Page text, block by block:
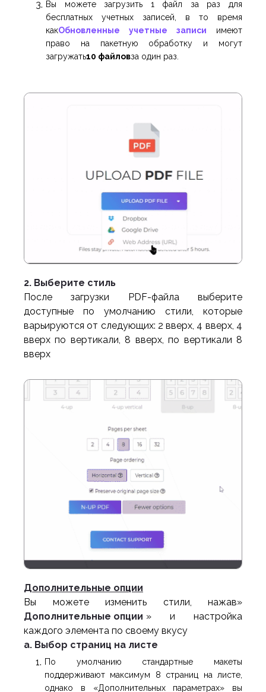
Вы можете загрузить 1 файл за раз для
бесплатных учетных записей, в то время
какОбновленные учетные записи имеют
право на пакетную обработку и могут
загружать10 файловза один раз.
2. Выберите стиль
После загрузки PDF-файла выберите
доступные по умолчанию стили, которые
варьируются от следующих: 2 вверх, 4 вверх, 4
вверх по вертикали, 8 вверх, по вертикали 8
вверх
Дополнительные опции
Вы можете изменить стили, нажав»
Дополнительные опции » и настройка
каждого элемента по своему вкусу
a. Выбор страниц на листе
По умолчанию стандартные макеты
поддерживают максимум 8 страниц на листе,
однако в «Дополнительных параметрах» вы